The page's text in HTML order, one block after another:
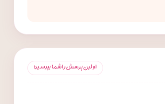
اولین پرسش را شما بپرسید!